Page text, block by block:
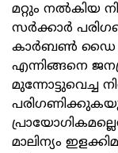
മറ്റും നല്‍കിയ
സര്‍ക്കാര്‍
കാര്‍ബണ്‍ ഡൈ
എന്നിങ്ങനെ
മുന്നോട്ടുവെച്ച
മാലിന്യം